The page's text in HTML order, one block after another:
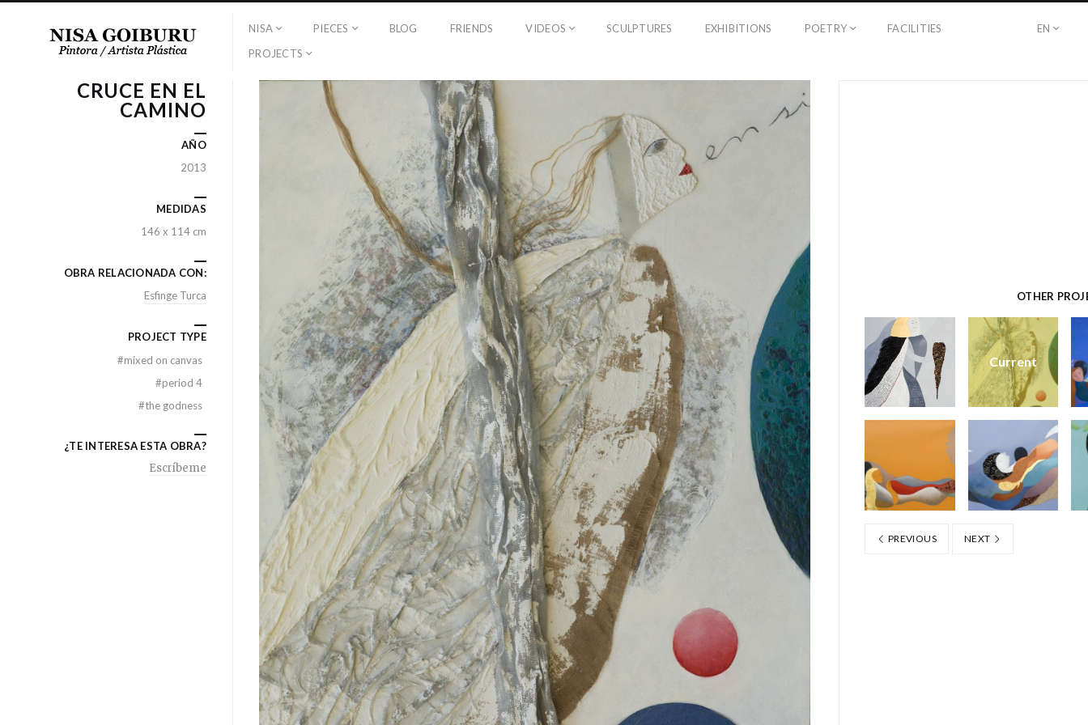
NISA PIECES BLOG FRIENDS VIDEOS SCULPTURES EXHIBITIONS POETRY
FACILITIES
PROJECTS
EN
OTHER
Current
PREVIOUS NEXT
CRUCE EN EL
CAMINO
AÑO
2013
MEDIDAS
146 x 114 cm
OBRA RELACIONADA CON:
Esfinge Turca
PROJECT TYPE
#mixed on canvas
#period 4
#the godness
¿TE INTERESA ESTA OBRA?
Escríbeme